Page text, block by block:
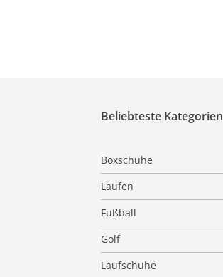
Beliebteste Kategorien
Boxschuhe
Laufen
Fußball
Golf
Laufschuhe